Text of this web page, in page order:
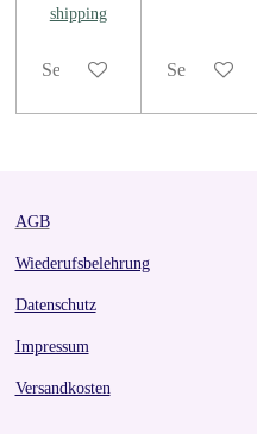
shipping
See details See details
AGB
Wiederufsbelehrung
Datenschutz
Impressum
Versandkosten